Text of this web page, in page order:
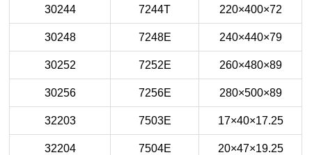
30244 7244T 220×400×72
30248 7248E 240×440×79
30252 7252E 260×480×89
30256 7256E 280×500×89
32203 7503E 17×40×17.25
32204 7504E 20×47×19.25